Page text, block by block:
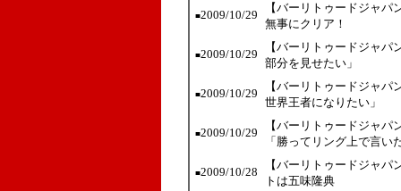
■2009/10/29
【バーリトゥードジャ
無事にクリア！
■2009/10/29
【バーリトゥードジャ
部分を見せたい」
■2009/10/29
【バーリトゥードジャ
世界王者になりたい」
■2009/10/29
【バーリトゥードジャ
「勝ってリング上で言い
■2009/10/28
【バーリトゥードジャ
トは五味隆典